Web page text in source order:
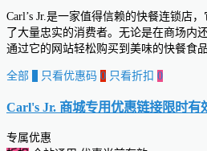
Carl’s Jr.是一家值得信赖的快餐连锁店
了大量忠实的消费者。无论是在商场内
通过它的网站轻松购买到美味的快餐食品
全部 只看优惠码 0 只看折扣 0
Carl's Jr. 商城专用优惠链接限时有
专属优惠